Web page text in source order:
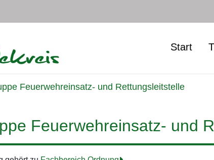
Start
Feuerwehreinsatz- und Rettungsleitstelle
Feuerwehreinsatz- und